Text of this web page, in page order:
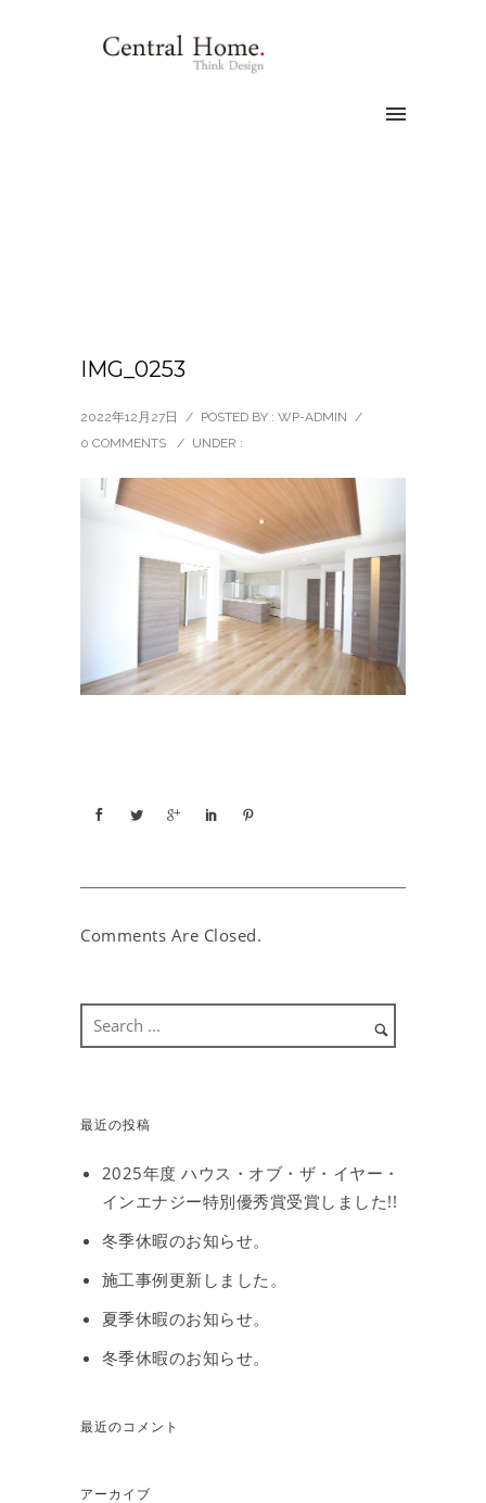
IMG_0253
2022年12月27日 / POSTED BY : WP-ADMIN /
0 COMMENTS
/ UNDER :
Comments Are Closed.
最近の投稿
2025年度 ハウス・オブ・ザ・イヤー・
インエナジー特別優秀賞受賞しました!!
冬季休暇のお知らせ。
施工事例更新しました。
夏季休暇のお知らせ。
冬季休暇のお知らせ。
最近のコメント
アーカイブ